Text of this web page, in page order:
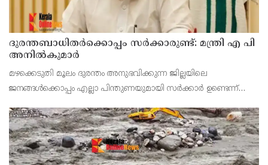
ദുരന്തബാധിതര്‍ക്കൊപ്പം സര്‍ക്കാരുണ്ട്: മന്ത്രി എ പി
അനില്‍കുമാര്‍
മഴക്കെടുതി മൂലം ദുരന്തം അനുഭവിക്കുന്ന ജില്ലയിലെ
ജനങ്ങള്‍ക്കൊപ്പം എല്ലാ പിന്തുണയുമായി സര്‍ക്കാര്‍ ഉണ്ടെന്ന്
ശുചീകരണത്തിന് സര്‍ക്കാര്‍ 10,000 രൂപയുട